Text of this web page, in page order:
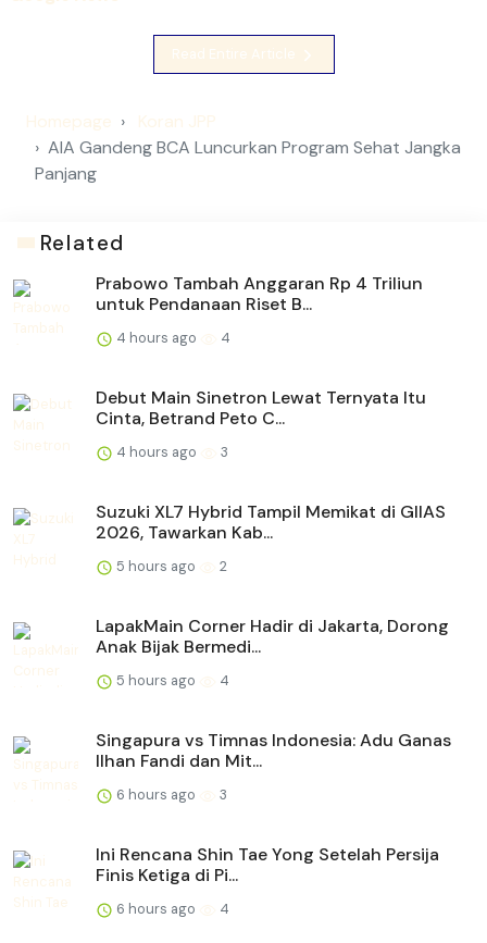
Read Entire Article
Homepage
Koran JPP
AIA Gandeng BCA Luncurkan Program Sehat Jangka
Panjang
Related
Prabowo Tambah Anggaran Rp 4 Triliun
untuk Pendanaan Riset B...
4 hours ago 4
Debut Main Sinetron Lewat Ternyata Itu
Cinta, Betrand Peto C...
4 hours ago 3
Suzuki XL7 Hybrid Tampil Memikat di GIIAS
2026, Tawarkan Kab...
5 hours ago 2
LapakMain Corner Hadir di Jakarta, Dorong
Anak Bijak Bermedi...
5 hours ago 4
Singapura vs Timnas Indonesia: Adu Ganas
Ilhan Fandi dan Mit...
6 hours ago 3
Ini Rencana Shin Tae Yong Setelah Persija
Finis Ketiga di Pi...
6 hours ago 4